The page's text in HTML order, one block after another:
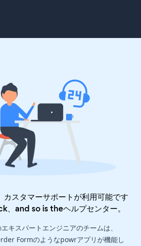
スタマーサポートが利用可能です
、and so is theヘルプセンター。
キスパートエンジニアのチームは、
Formのようなpowrアプリが機能し